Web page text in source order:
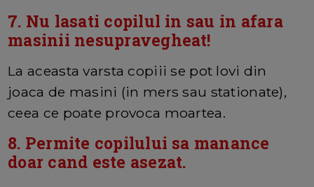
7. Nu lasati copilul in sau in afara
masinii nesupravegheat!
La aceasta varsta copiii se pot lovi din
joaca de masini (in mers sau stationate),
ceea ce poate provoca moartea.
8. Permite copilului sa manance
doar cand este asezat.